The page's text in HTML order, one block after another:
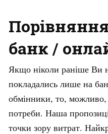
банк /
Якщо ніколи раніше Ви
покладались лише на
обмінники, то,
потреби. Наша
точки зору витрат.